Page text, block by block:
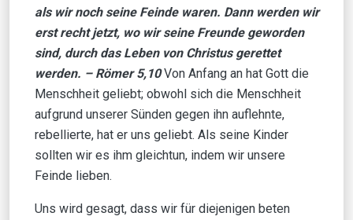
als wir noch seine Feinde waren. Dann werden wir
erst recht jetzt, wo wir seine Freunde geworden
sind, durch das Leben von Christus gerettet
werden. – Römer 5,10Von Anfang an hat Gott die
Menschheit geliebt; obwohl sich die Menschheit
aufgrund unserer Sünden gegen ihn auflehnte,
rebellierte, hat er uns geliebt. Als seine Kinder
sollten wir es ihm gleichtun, indem wir unsere
Feinde lieben.
Uns wird gesagt, dass wir für diejenigen beten